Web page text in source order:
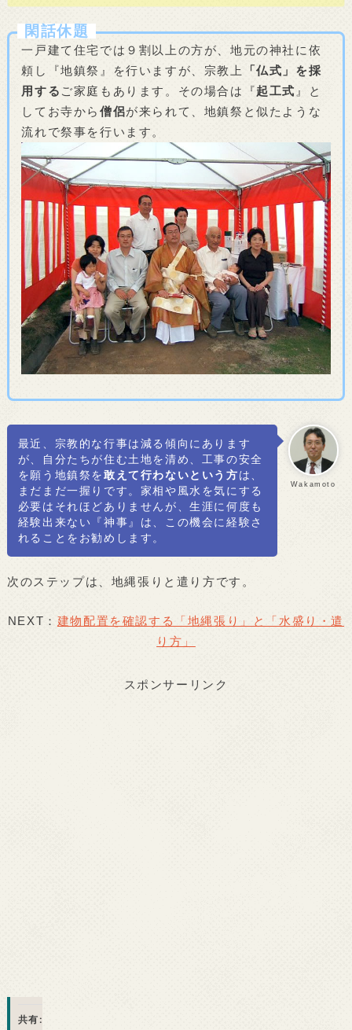
閑話休題
一戸建て住宅では９割以上の方が、地元の神社に依
頼し『地鎮祭』を行いますが、宗教上
「仏式」を採
用する ご家庭もあります。その場合は『起工式 』と
してお寺から 僧侶が来られて、地鎮祭と似たような
流れで祭事を行います。
Wakamoto
最近、宗教的な行事は減る傾向にあります
が、自分たちが住む土地を清め、工事の安全
を願う地鎮祭を敢えて行わないという方は、
まだまだ一握りです。家相や風水を気にする
必要はそれほどありませんが、生涯に何度も
経験出来ない『神事』は、この機会に経験さ
れることをお勧めします。
次のステップは、地縄張りと遣り方です。
NEXT： 建物配置を確認する「地縄張り」と「水盛り・遣
り方」
スポンサーリンク
共有: